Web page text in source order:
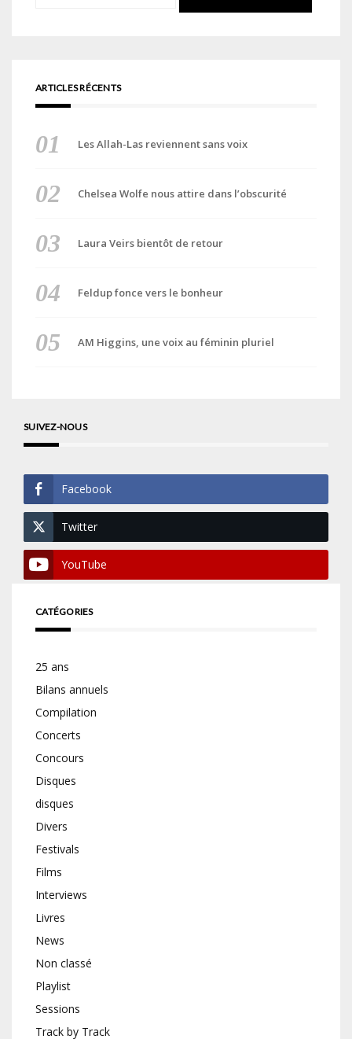
ARTICLES RÉCENTS
Les Allah-Las reviennent sans voix
Chelsea Wolfe nous attire dans l’obscurité
Laura Veirs bientôt de retour
Feldup fonce vers le bonheur
AM Higgins, une voix au féminin pluriel
SUIVEZ-NOUS
Facebook
Twitter
YouTube
CATÉGORIES
25 ans
Bilans annuels
Compilation
Concerts
Concours
Disques
disques
Divers
Festivals
Films
Interviews
Livres
News
Non classé
Playlist
Sessions
Track by Track